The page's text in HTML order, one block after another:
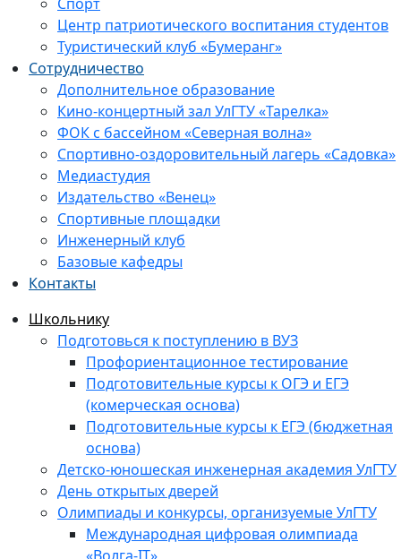
Центр патриотического воспитания студентов
Туристический клуб «Бумеранг»
Сотрудничество
Дополнительное образование
Кино-концертный зал УлГТУ «Тарелка»
ФОК с бассейном «Северная волна»
Спортивно-оздоровительный лагерь «Садовка»
Медиастудия
Издательство «Венец»
Спортивные площадки
Инженерный клуб
Базовые кафедры
Контакты
Школьнику
Подготовься к поступлению в ВУЗ
Профориентационное тестирование
Подготовительные курсы к ОГЭ и ЕГЭ
(комерческая основа)
Подготовительные курсы к ЕГЭ (бюджетная
основа)
Детско-юношеская инженерная академия УлГТУ
День открытых дверей
Олимпиады и конкурсы, организуемые УлГТУ
Международная цифровая олимпиада